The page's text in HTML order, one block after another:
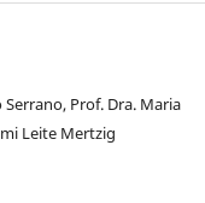
Prof. Dra. Maria
Leite Mertzig